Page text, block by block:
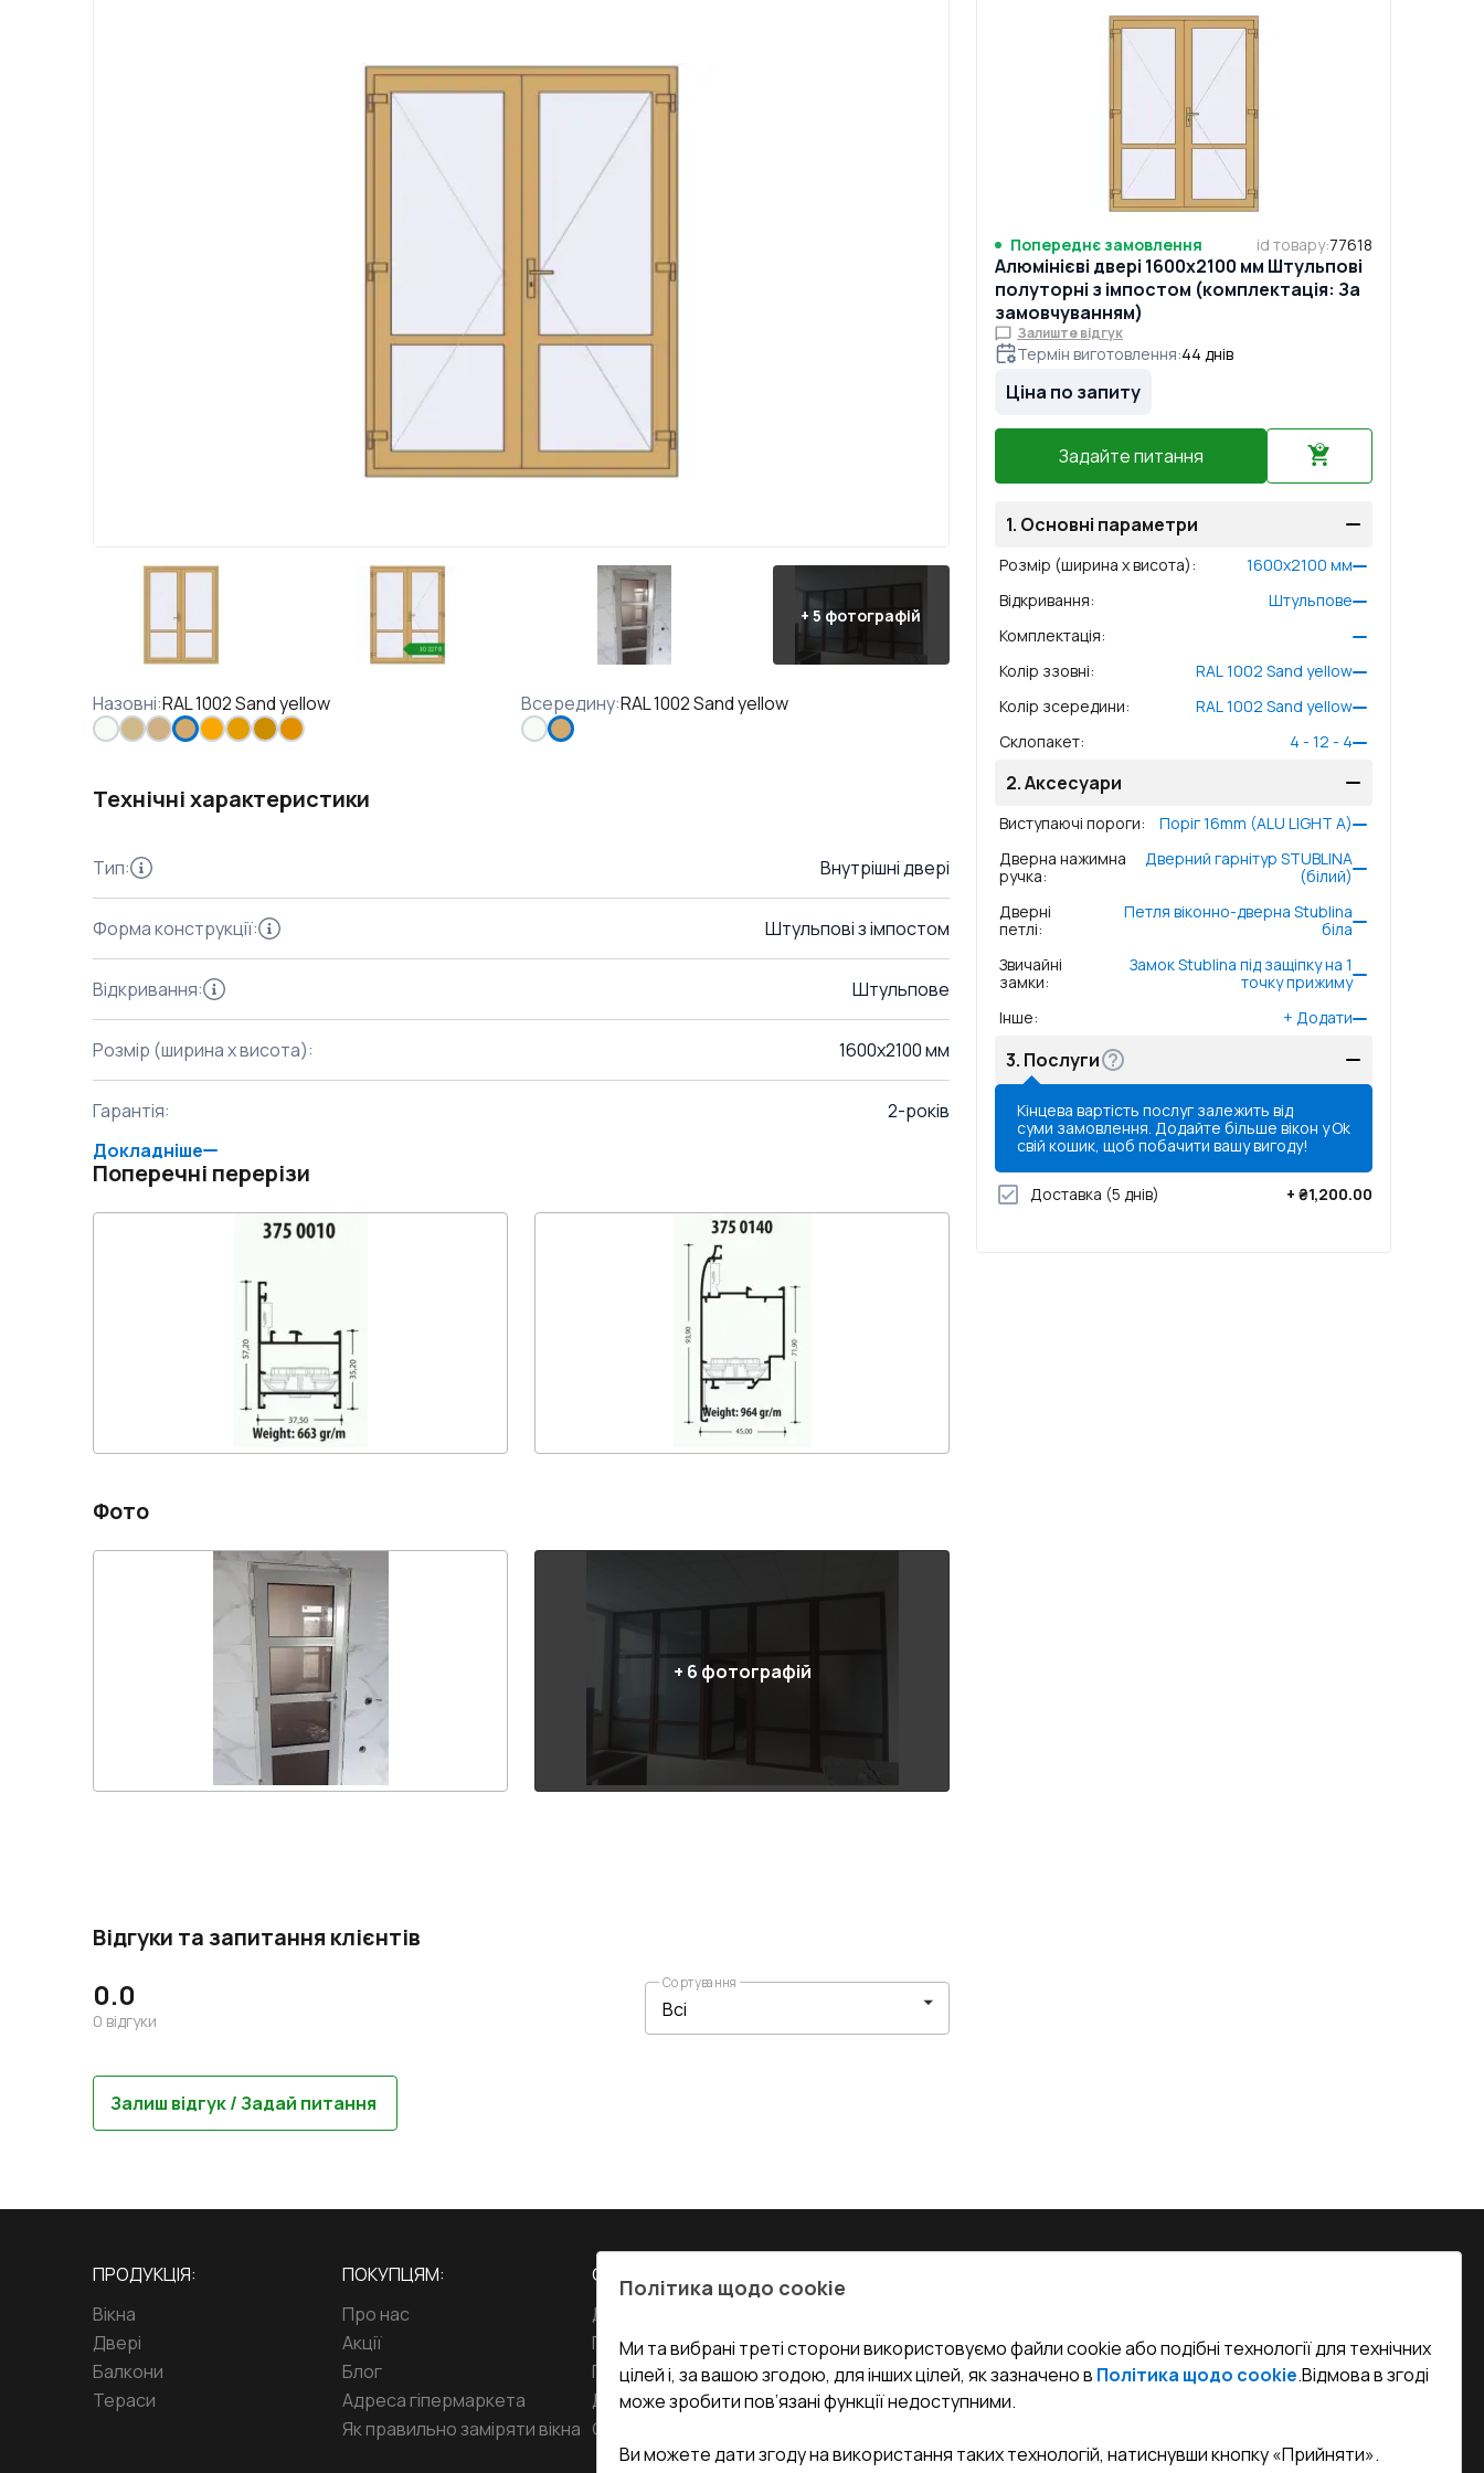
+5 фотографій
Назовні:RAL 1002 Sand yellow Всередину:RAL 1002 Sand yellow
Технічні характеристики
Тип: Внутрішні двері
Форма конструкції: Штульпові з імпостом
Відкривання: Штульпове
Розмір (ширина x висота): 1600x2100 мм
Гарантія:
2-років
Докладніше
Поперечні перерізи
Фото
+ 6 фотографій
Відгуки та запитання клієнтів
0.0
0 відгуки
Сортування
Залиш відгук / Задай питання
Попереднє замовлення id товару:77618
Алюмінієві двері 1600x2100 мм Штульпові
полуторні з імпостом (комплектація: За
замовчуванням)
Залиште відгук
Термін виготовлення:44 днів
Ціна по запиту
Задайте питання
1. Основні параметри
Розмір (ширина x висота): 1600x2100 мм
Відкривання:
Штульпове
Комплектація:
Колір ззовні:
RAL 1002 Sand yellow
Колір зсередини:
RAL 1002 Sand yellow
Склопакет: 4 - 12 - 4
2.Аксесуари
Виступаючі пороги:
Поріг 16mm (ALU LIGHT A)
Дверна нажимна
ручка:
Дверний гарнітур STUBLINA
(білий)
Дверні
петлі:
Петля віконно-дверна Stublina
біла
Звичайні
замки:
Замок Stublina під защіпку на 1
точку прижиму
Інше: + Додати
3. Послуги
Кінцева вартість послуг залежить від
суми замовлення. Додайте більше вікон у
свій кошик, щоб побачити вашу вигоду!
Ok
Доставка (5 днів) + ₴1,200.00
ПРОДУКЦІЯ:
Вікна
Двері
Балкони
Тераси
ПОКУПЦЯМ:
Про нас
Акції
Блог
Адреса гіпермаркета
Як правильно заміряти вікна
СЕРВІС ТА ОБЛУГОВУВАННЯ:
Доставка і Оплата
Гарантія та Сервіс
Повернення товару
Договір публічної оферти
Співпраця з нами
undefined(undefined)
i.mgr3@korsa.ua
Політика щодо cookie
Ми та вибрані треті сторони використовуємо файли cookie або подібні технології для технічних
цілей і, за вашою згодою, для інших цілей, як зазначено в Політика щодо cookie.Відмова в згоді
може зробити пов’язані функції недоступними.
Ви можете дати згоду на використання таких технологій, натиснувши кнопку «Прийняти».